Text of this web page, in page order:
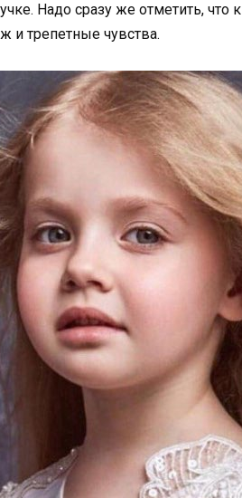
Надо сразу же отметить, что к
и трепетные чувства.